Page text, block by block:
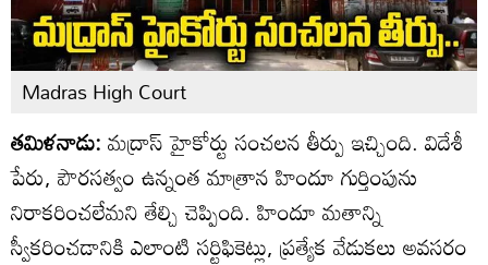
Madras High Court
తమిళనాడు:మద్రాస్ హైకోర్టు సంచలన తీర్పు ఇచ్చింది. విదేశీ
పేరు, పౌరసత్వం ఉన్నంత మాత్రాన హిందూ గుర్తింపును
నిరాకరించలేమని తేల్చి చెప్పింది. హిందూ మతాన్ని
స్వీకరించడానికి ఎలాంటి సర్టిఫికెట్లు, ప్రత్యేక వేడుకలు అవసరం